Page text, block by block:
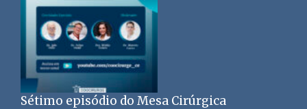
Sétimo episódio do Mesa Cirúrgica